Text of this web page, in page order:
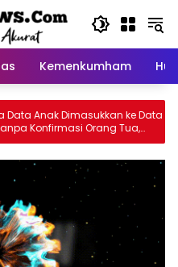
Kemenkumham
Anak Dimasukkan ke Data
Orang Tua,
Disebut Terdampak